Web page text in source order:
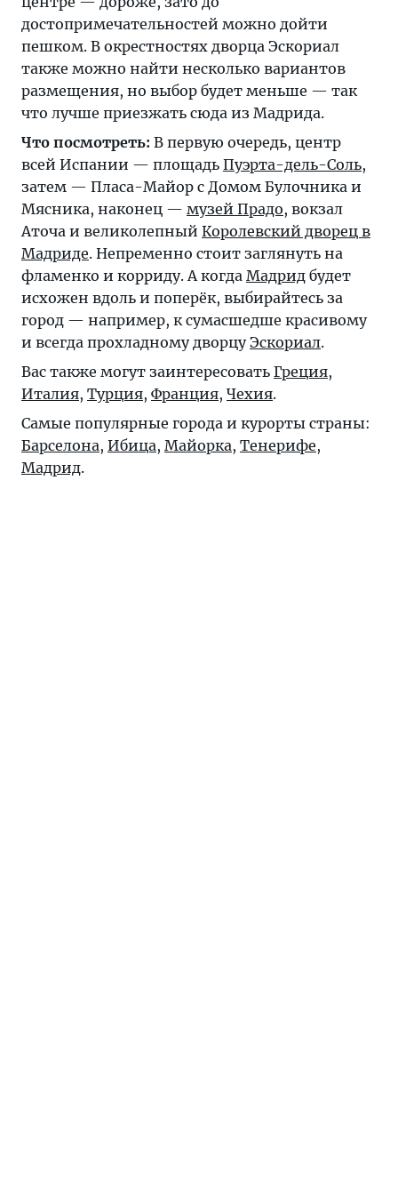
достопримечательностей можно дойти
пешком. В окрестностях дворца Эскориал
также можно найти несколько вариантов
размещения, но выбор будет меньше — так
что лучше приезжать сюда из Мадрида.
Что посмотреть: В первую очередь, центр
всей Испании — площадь Пуэрта-дель-Соль,
затем — Пласа-Майор с Домом Булочника и
Мясника, наконец — музей Прадо, вокзал
Аточа и великолепный Королевский дворец в
Мадриде. Непременно стоит заглянуть на
фламенко и корриду. А когда Мадрид будет
исхожен вдоль и поперёк, выбирайтесь за
город — например, к сумасшедше красивому
и всегда прохладному дворцуЭскориал.
Вас также могут заинтересовать Греция,
Италия, Турция, Франция, Чехия.
Самые популярные города и курорты страны:
Барселона, Ибица, Майорка, Тенерифе,
Мадрид.